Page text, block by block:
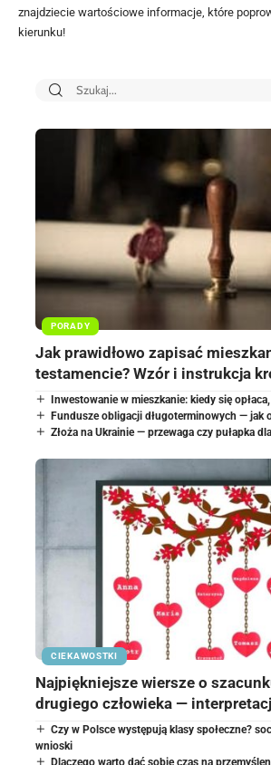
znajdziecie wartościowe informacje, które
kierunku!
PORADY
Jak prawidłowo zapisać
testamencie? Wzór i instrukcja
Inwestowanie w mieszkanie: kiedy się
Fundusze obligacji długoterminowych — jak
Złoża na Ukrainie — przewaga czy pułapka
CIEKAWOSTKI
Najpiękniejsze wiersze o
drugiego człowieka —
Czy w Polsce występują klasy społeczne?
wnioski
Dlaczego warto dać sobie czas na